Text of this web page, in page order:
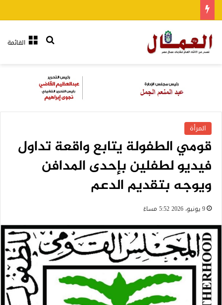
القائمةبحث عن
المرأة
قومي الطفولة يتابع واقعة تداول
فيديو لطفلين بإحدى المدافن
ويوجه بتقديم الدعم
9 يونيو، 2026 5:52 مساءً